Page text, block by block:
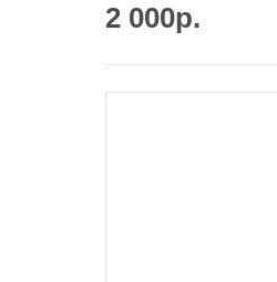
2 000р.